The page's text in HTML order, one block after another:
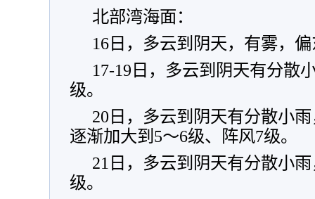
北部湾海面：
16日，多云到阴天，有雾，
17-19日，多云到阴天有分散
级。
20日，多云到阴天有分散小
逐渐加大到5～6级、阵风7级。
21日，多云到阴天有分散小
级。